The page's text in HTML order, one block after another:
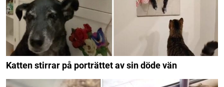
Katten stirrar på porträttet av sin döde vän